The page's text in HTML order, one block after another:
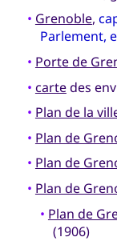
• Grenoble,
Parlement,
• Porte de
• cartedes
• Plan de la
• Plan de
• Plan de
• Plan de
• Plan de
(1906)